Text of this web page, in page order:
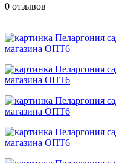
0 отзывов